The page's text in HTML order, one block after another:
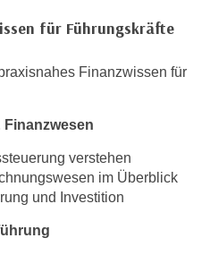
für Führungskräfte
Finanzwissen für
verstehen
im Überblick
und Investition